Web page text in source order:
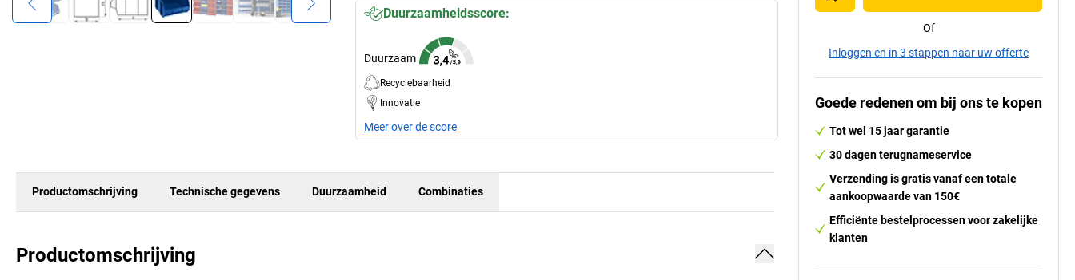
Duurzaamheidsscore:
Duurzaam
Recyclebaarheid
Innovatie
Meer over de score
Productomschrijving Technische gegevens Duurzaamheid Combinaties
Productomschrijving
Of
Inloggen en in 3 stappen naar uw offerte
Goede redenen om bij ons te kopen
Tot wel 15 jaar garantie
30 dagen terugnameservice
Verzending is gratis vanaf een totale
aankoopwaarde van 150€
Efficiënte bestelprocessen voor zakelijke
klanten